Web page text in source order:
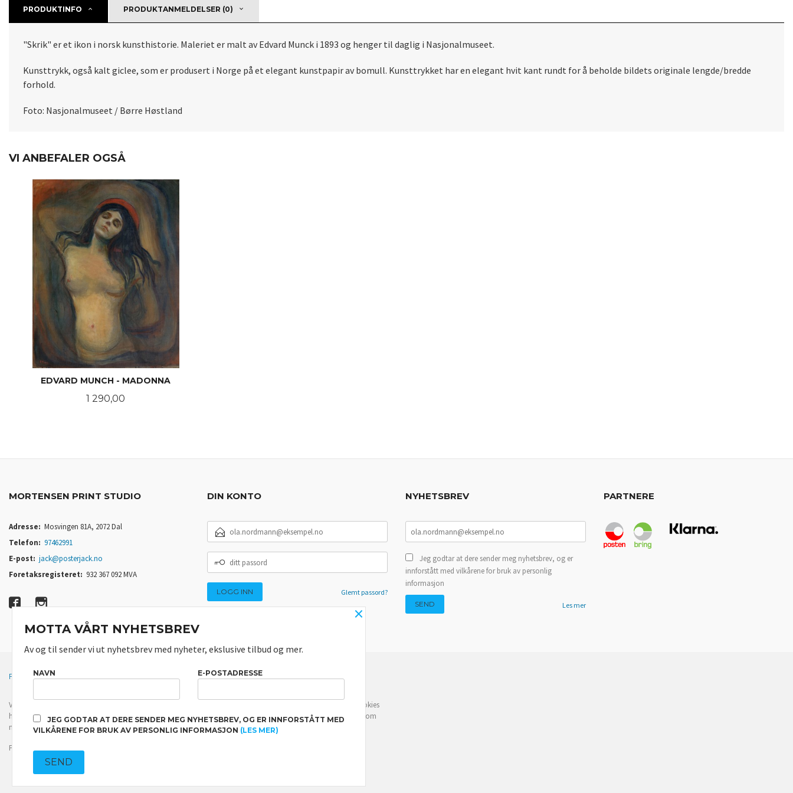
PRODUKTINFO PRODUKTANMELDELSER (0)
"Skrik" er et ikon i norsk kunsthistorie. Maleriet er malt av Edvard Munck i 1893 og henger til daglig i Nasjonalmuseet.
Kunsttrykk, også kalt giclee, som er produsert i Norge på et elegant kunstpapir av bomull. Kunsttrykket har en elegant hvit kant rundt for å beholde bildets originale lengde/bredde
forhold.
Foto: Nasjonalmuseet / Børre Høstland
VI ANBEFALER OGSÅ
EDVARD MUNCH - MADONNA
Pris
1 290,00
MORTENSEN PRINT STUDIO
Adresse: Mosvingen 81A, 2072 Dal
Telefon: 97462991
E-post: jack@posterjack.no
Foretaksregisteret: 932 367 092 MVA
DIN KONTO
POSTADRESSE
PASSORD
Glemt passord?
NYHETSBREV
Jeg godtar at dere sender meg nyhetsbrev, og er
innforstått med vilkårene for bruk av personlig
informasjon
Les mer
PARTNERE
FRAKT KJØPSBETINGELSER SIKKERHET OG PERSONVERN NYHETSBREV
Vår nettbutikk bruker cookies slik at du får en bedre kjøpsopplevelse og vi kan yte deg bedre service. Vi bruker cookies
hovedsaklig til å lagre innloggingsdetaljer og huske hva du har puttet i handlekurven din. Fortsett å bruke siden som
normalt om du godtar dette.Les merellerendre innstillinger for cookies.
Powered by
×
MOTTA VÅRT NYHETSBREV
Av og til sender vi ut nyhetsbrev med nyheter, ekslusive tilbud og mer.
NAVN E-POSTADRESSE
JEG GODTAR AT DERE SENDER MEG NYHETSBREV, OG ER INNFORSTÅTT MED
VILKÅRENE FOR BRUK AV PERSONLIG INFORMASJON (LES MER)